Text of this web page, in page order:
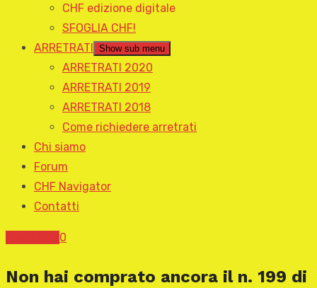
CHF edizione digitale
SFOGLIA CHF!
ARRETRATI
Show sub menu
ARRETRATI 2020
ARRETRATI 2019
ARRETRATI 2018
Come richiedere arretrati
Chi siamo
Forum
CHF Navigator
Contatti
0
Non hai comprato ancora il n. 199 di